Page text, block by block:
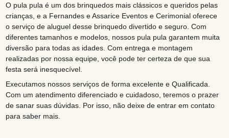
O pula pula é um dos brinquedos mais clássicos e queridos pelas
crianças, e a Fernandes e Assarice Eventos e Cerimonial oferece
o serviço de aluguel desse brinquedo divertido e seguro. Com
diferentes tamanhos e modelos, nossos pula pula garantem muita
diversão para todas as idades. Com entrega e montagem
realizadas por nossa equipe, você pode ter certeza de que sua
festa será inesquecível.
Executamos nossos serviços de forma excelente e Qualificada.
Com um atendimento diferenciado e cuidadoso, teremos o prazer
de sanar suas dúvidas. Por isso, não deixe de entrar em contato
para saber mais.